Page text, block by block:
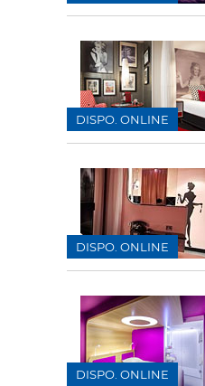
DISPO. ONLINE
DISPO. ONLINE
DISPO. ONLINE